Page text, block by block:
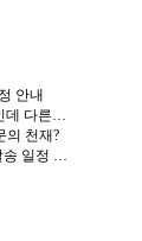
안내
용함.gisa
의 천재?
정 안내